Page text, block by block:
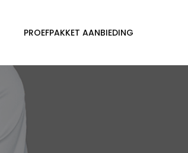
PROEFPAKKET AANBIEDING